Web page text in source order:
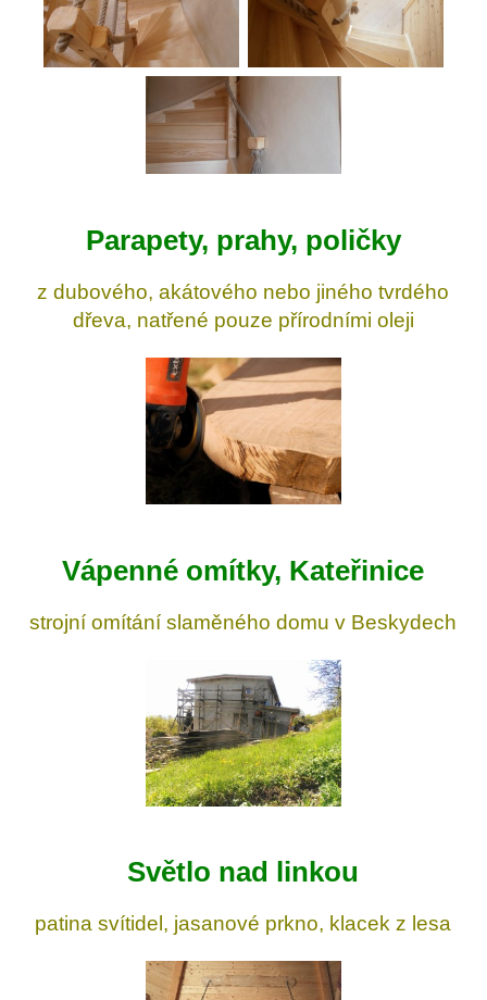
Parapety, prahy, poličky
z dubového, akátového nebo jiného tvrdého
dřeva, natřené pouze přírodními oleji
Vápenné omítky, Kateřinice
strojní omítání slaměného domu v Beskydech
Světlo nad linkou
patina svítidel, jasanové prkno, klacek z lesa